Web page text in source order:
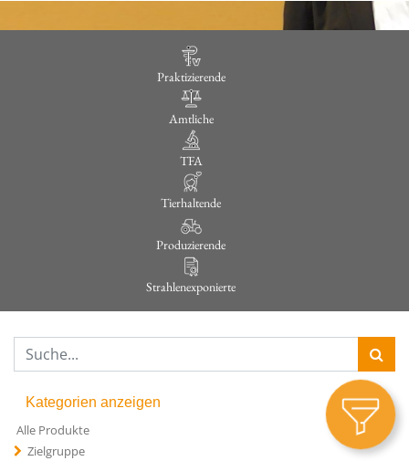
Praktizierende
Amtliche
TFA
Tierhaltende
Produzierende
Strahlenexponierte
Kategorien anzeigen
Alle Produkte
Zielgruppe